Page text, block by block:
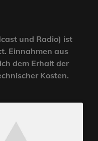
und Radio) ist
Einnahmen aus
dem Erhalt der
Kosten.